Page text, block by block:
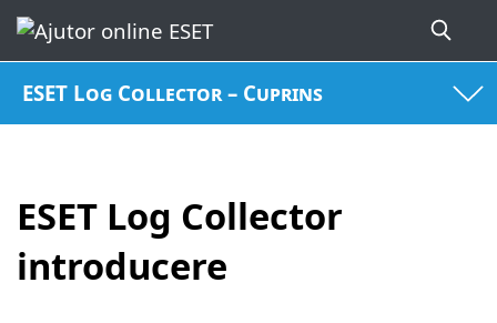
ESET Log Collector – Cuprins
ESET Log Collector
introducere